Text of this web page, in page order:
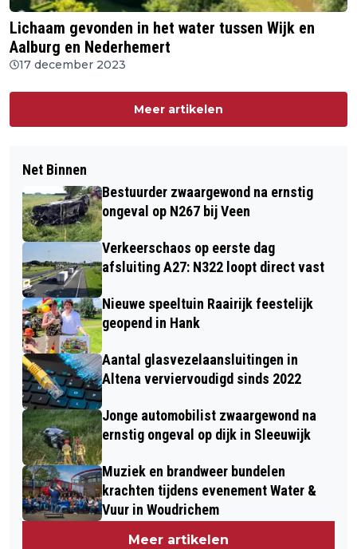
Lichaam gevonden in het water tussen Wijk en
Aalburg en Nederhemert
17 december 2023
Meer artikelen
Net Binnen
Bestuurder zwaargewond na ernstig
ongeval op N267 bij Veen
Verkeerschaos op eerste dag
afsluiting A27: N322 loopt direct vast
Nieuwe speeltuin Raairijk feestelijk
geopend in Hank
Aantal glasvezelaansluitingen in
Altena verviervoudigd sinds 2022
Jonge automobilist zwaargewond na
ernstig ongeval op dijk in Sleeuwijk
Muziek en brandweer bundelen
krachten tijdens evenement Water &
Vuur in Woudrichem
Meer artikelen